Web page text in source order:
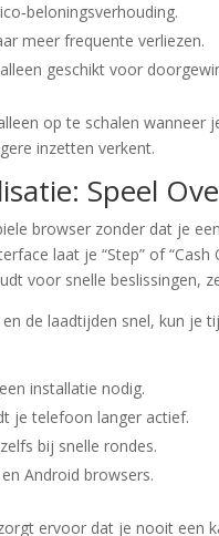
meer frequente verliezen.
geschikt voor
op te schalen
inzetten verkent.
Speel
browser zonder dat je
laat je “Step” of
voor snelle beslissingen,
de laadtijden snel, kun je
installatie nodig.
je telefoon langer actief.
bij snelle rondes.
Android browsers.
ervoor dat je nooit